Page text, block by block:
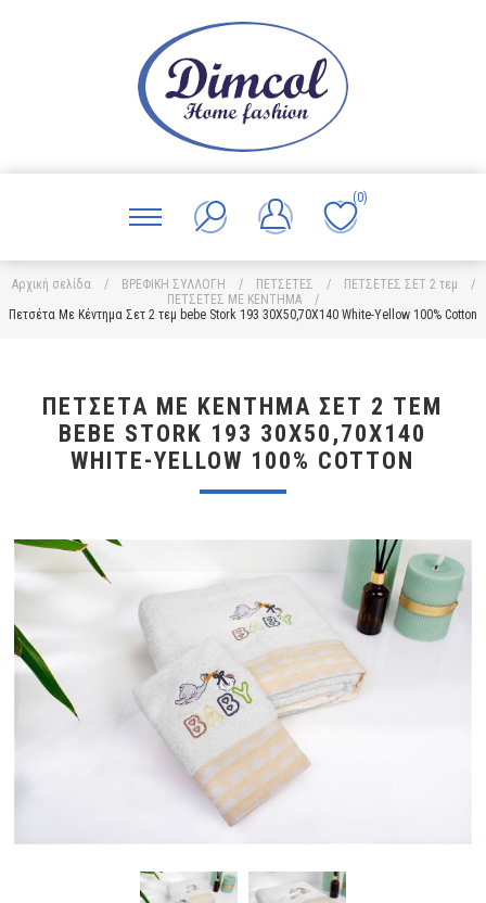
(0)
Αρχική σελίδα / ΒΡΕΦΙΚΗ ΣΥΛΛΟΓΗ / ΠΕΤΣΕΤΕΣ / ΠΕΤΣΕΤΕΣ ΣΕΤ 2 τεμ
/
ΠΕΤΣΕΤΕΣ ΜΕ ΚΕΝΤΗΜΑ
/
Πετσέτα Με Κέντημα Σετ 2 τεμ bebe Stork 193 30X50,70X140 White-Yellow 100% Cotton
ΠΕΤΣΈΤΑ ΜΕ ΚΈΝΤΗΜΑ ΣΕΤ 2 ΤΕΜ
BEBE STORK 193 30X50,70X140
WHITE-YELLOW 100% COTTON